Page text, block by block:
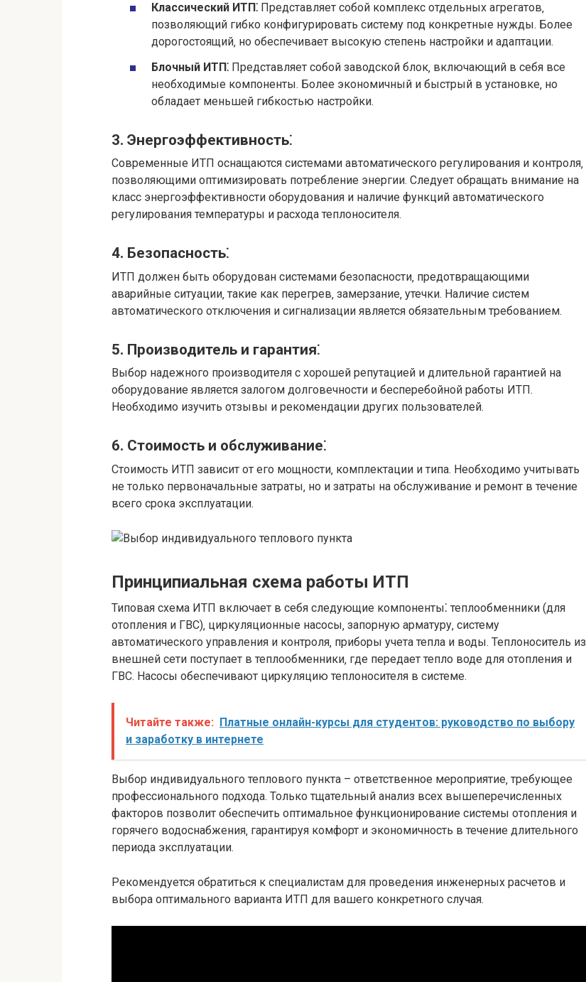
Классический ИТП⁚ Представляет собой комплекс отдельных агрегатов‚
позволяющий гибко конфигурировать систему под конкретные нужды. Более
дорогостоящий‚ но обеспечивает высокую степень настройки и адаптации.
Блочный ИТП⁚ Представляет собой заводской блок‚ включающий в себя все
необходимые компоненты. Более экономичный и быстрый в установке‚ но
обладает меньшей гибкостью настройки.
3. Энергоэффективность⁚
Современные ИТП оснащаются системами автоматического регулирования и контроля‚
позволяющими оптимизировать потребление энергии. Следует обращать внимание на
класс энергоэффективности оборудования и наличие функций автоматического
регулирования температуры и расхода теплоносителя.
4. Безопасность⁚
ИТП должен быть оборудован системами безопасности‚ предотвращающими
аварийные ситуации‚ такие как перегрев‚ замерзание‚ утечки. Наличие систем
автоматического отключения и сигнализации является обязательным требованием.
5. Производитель и гарантия⁚
Выбор надежного производителя с хорошей репутацией и длительной гарантией на
оборудование является залогом долговечности и бесперебойной работы ИТП.
Необходимо изучить отзывы и рекомендации других пользователей.
6. Стоимость и обслуживание⁚
Стоимость ИТП зависит от его мощности‚ комплектации и типа. Необходимо учитывать
не только первоначальные затраты‚ но и затраты на обслуживание и ремонт в течение
всего срока эксплуатации.
Принципиальная схема работы ИТП
Типовая схема ИТП включает в себя следующие компоненты⁚ теплообменники (для
отопления и ГВС)‚ циркуляционные насосы‚ запорную арматуру‚ систему
автоматического управления и контроля‚ приборы учета тепла и воды. Теплоноситель из
внешней сети поступает в теплообменники‚ где передает тепло воде для отопления и
ГВС. Насосы обеспечивают циркуляцию теплоносителя в системе.
Читайте также: Платные онлайн-курсы для студентов: руководство по выбору
и заработку в интернете
Выбор индивидуального теплового пункта – ответственное мероприятие‚ требующее
профессионального подхода. Только тщательный анализ всех вышеперечисленных
факторов позволит обеспечить оптимальное функционирование системы отопления и
горячего водоснабжения‚ гарантируя комфорт и экономичность в течение длительного
периода эксплуатации.
Рекомендуется обратиться к специалистам для проведения инженерных расчетов и
выбора оптимального варианта ИТП для вашего конкретного случая.